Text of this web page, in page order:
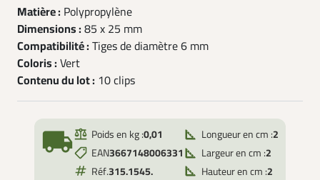
Matière : Polypropylène
Dimensions : 85 x 25 mm
Compatibilité : Tiges de diamètre 6 mm
Coloris : Vert
Contenu du lot : 10 clips
local_shipping Poids en kg :0,01
EAN3667148006331
Réf.315.1545.
Longueur en cm :2
Largeur en cm :2
Hauteur en cm :2